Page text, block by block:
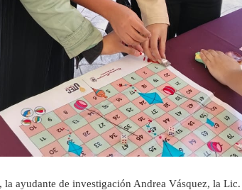
ayudante de investigación Andrea Vásquez, la